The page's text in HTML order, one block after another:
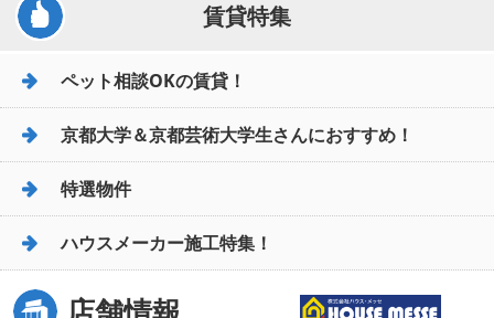
賃貸特集
ペット相談OKの賃貸！
京都大学＆京都芸術大学生さんにおすすめ！
特選物件
ハウスメーカー施工特集！